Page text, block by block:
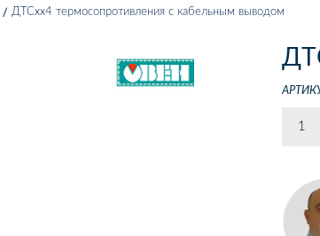
ДТСхх4 термосопротивления с кабельным выводом